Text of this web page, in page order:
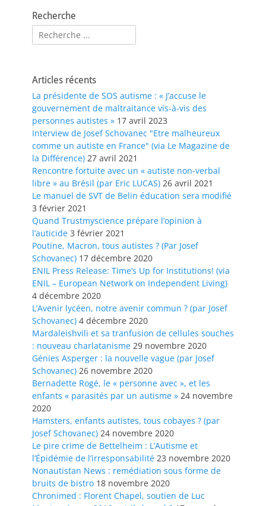
Recherche
Rechercher :
Articles récents
La présidente de SOS autisme : « J’accuse le
gouvernement de maltraitance vis-à-vis des
personnes autistes » 17 avril 2023
Interview de Josef Schovanec "Etre malheureux
comme un autiste en France" (via Le Magazine de
la Différence) 27 avril 2021
Rencontre fortuite avec un « autiste non-verbal
libre » au Brésil (par Eric LUCAS) 26 avril 2021
Le manuel de SVT de Belin éducation sera modifié
3 février 2021
Quand Trustmyscience prépare l’opinion à
l’auticide 3 février 2021
Poutine, Macron, tous autistes ? (Par Josef
Schovanec) 17 décembre 2020
ENIL Press Release: Time’s Up for Institutions! (via
ENIL – European Network on Independent Living)
4 décembre 2020
L’Avenir lycéen, notre avenir commun ? (par Josef
Schovanec) 4 décembre 2020
Mardaleishvili et sa tranfusion de cellules souches
: nouveau charlatanisme 29 novembre 2020
Génies Asperger : la nouvelle vague (par Josef
Schovanec) 26 novembre 2020
Bernadette Rogé, le « personne avec », et les
enfants « parasités par un autisme » 24 novembre
2020
Hamsters, enfants autistes, tous cobayes ? (par
Josef Schovanec) 24 novembre 2020
Le pire crime de Bettelheim : L’Autisme et
l’Épidémie de l’irresponsabilité 23 novembre 2020
Nonautistan News : remédiation sous forme de
bruits de bistro 18 novembre 2020
Chronimed : Florent Chapel, soutien de Luc